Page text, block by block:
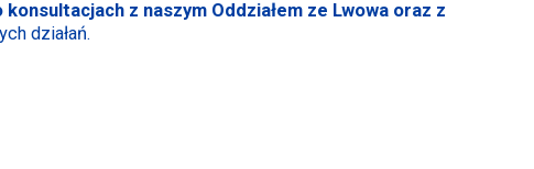
konsultacjach z naszym Oddziałem ze Lwowa oraz z
działań.